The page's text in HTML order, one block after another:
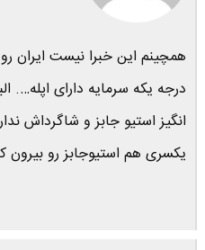
همچینم این خبرا نیست
درجه یکه سرمایه دارای اپله….
انگیز استیو جابز و شاگرداش
یکسری هم استیوجابز رو بیرون